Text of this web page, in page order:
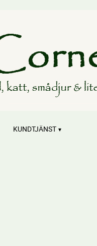
KUNDTJÄNST